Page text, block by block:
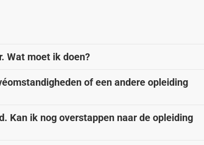
Wat moet ik doen?
of een andere opleiding
Kan ik nog overstappen naar de opleiding